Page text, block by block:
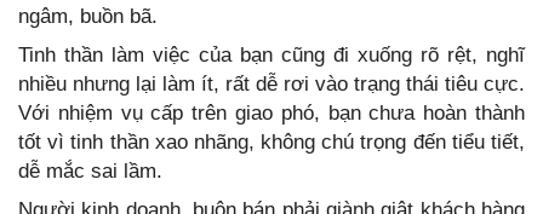
ngâm, buồn bã.
Tinh thần làm việc của bạn cũng đi xuống rõ rệt, nghĩ
nhiều nhưng lại làm ít, rất dễ rơi vào trạng thái tiêu cực.
Với nhiệm vụ cấp trên giao phó, bạn chưa hoàn thành
tốt vì tinh thần xao nhãng, không chú trọng đến tiểu tiết,
dễ mắc sai lầm.